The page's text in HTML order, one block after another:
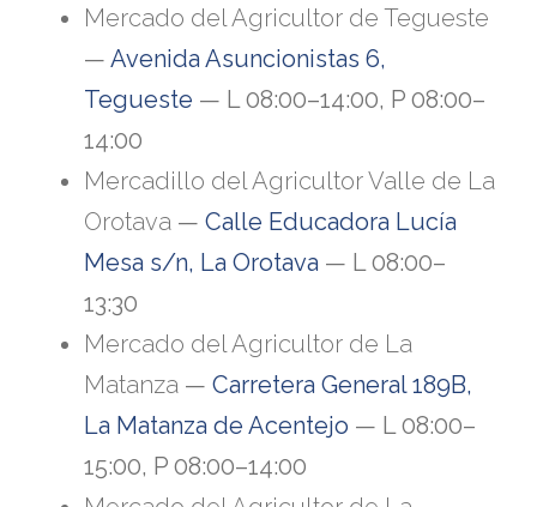
Mercado del Agricultor de Tegueste
— Avenida Asuncionistas 6,
Tegueste — L 08:00–14:00, P 08:00–
14:00
Mercadillo del Agricultor Valle de La
Orotava — Calle Educadora Lucía
Mesa s/n, La Orotava — L 08:00–
13:30
Mercado del Agricultor de La
Matanza — Carretera General 189B,
La Matanza de Acentejo — L 08:00–
15:00, P 08:00–14:00